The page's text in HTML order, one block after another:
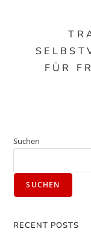
FÜR
Suchen
SUCHEN
RECENT POSTS